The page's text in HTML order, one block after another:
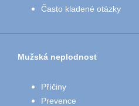
Často kladené otázky
Mužská neplodnost
Příčiny
Prevence